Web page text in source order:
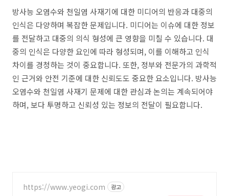
방사능 오염수와 천일염 사재기에 대한 미디어의 반응과 대중의
인식은 다양하며 복잡한 문제입니다. 미디어는 이슈에 대한 정보
를 전달하고 대중의 의식 형성에 큰 영향을 미칠 수 있습니다. 대
중의 인식은 다양한 요인에 따라 형성되며, 이를 이해하고 인식
차이를 경청하는 것이 중요합니다. 또한, 정부와 전문가의 과학적
인 근거와 안전 기준에 대한 신뢰도도 중요한 요소입니다. 방사능
오염수와 천일염 사재기 문제에 대한 관심과 논의는 계속되어야
하며, 보다 투명하고 신뢰성 있는 정보의 전달이 필요합니다.
https://www.yeogi.com 광고